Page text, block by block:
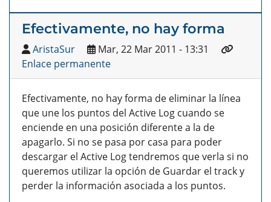
Efectivamente, no hay forma
AristaSur
Mar, 22 Mar 2011 - 13:31
Enlace permanente
Efectivamente, no hay forma de eliminar la línea
que une los puntos del Active Log cuando se
enciende en una posición diferente a la de
apagarlo. Si no se pasa por casa para poder
descargar el Active Log tendremos que verla si no
queremos utilizar la opción de Guardar el track y
perder la información asociada a los puntos.